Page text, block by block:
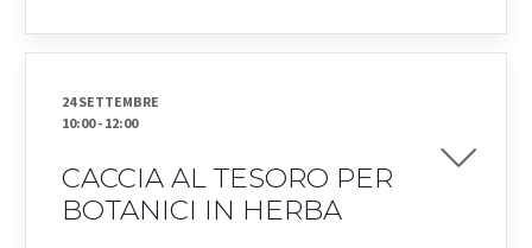
24 SETTEMBRE
10:00- 12:00
CACCIA AL TESORO PER
BOTANICI IN HERBA